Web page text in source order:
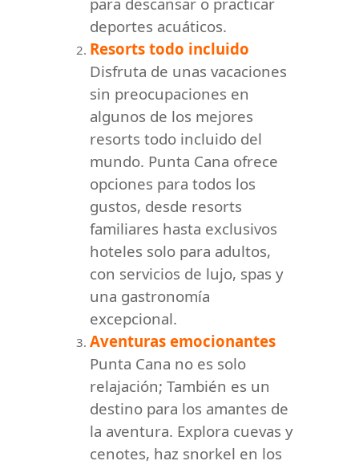
deportes acuáticos.
Resorts todo incluido
Disfruta de unas vacaciones
sin preocupaciones en
algunos de los mejores
resorts todo incluido del
mundo. Punta Cana ofrece
opciones para todos los
gustos, desde resorts
familiares hasta exclusivos
hoteles solo para adultos,
con servicios de lujo, spas y
una gastronomía
excepcional.
Aventuras emocionantes
Punta Cana no es solo
relajación; También es un
destino para los amantes de
la aventura. Explora cuevas y
cenotes, haz snorkel en los